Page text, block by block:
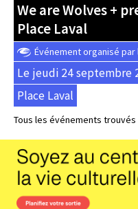
We are Wolves +
Place Laval
Événement organisé par
Le jeudi 24 septembre
Place Laval
Tous les événements